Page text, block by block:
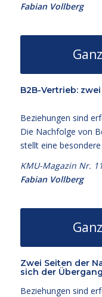
Fabian Vollberg
B2B-Vertrieb:
Beziehungen sind
Die Nachfolge von
stellt eine
KMU-Magazin Nr.
Fabian Vollberg
Zwei Seiten der
sich der
Beziehungen sind